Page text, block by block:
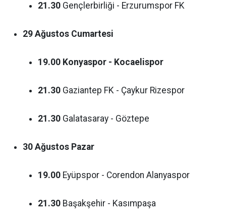
21.30 Gençlerbirliği - Erzurumspor FK
29 Ağustos Cumartesi
19.00 Konyaspor - Kocaelispor
21.30 Gaziantep FK - Çaykur Rizespor
21.30 Galatasaray - Göztepe
30 Ağustos Pazar
19.00 Eyüpspor - Corendon Alanyaspor
21.30 Başakşehir - Kasımpaşa